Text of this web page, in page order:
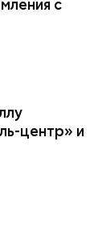
с
центр» и